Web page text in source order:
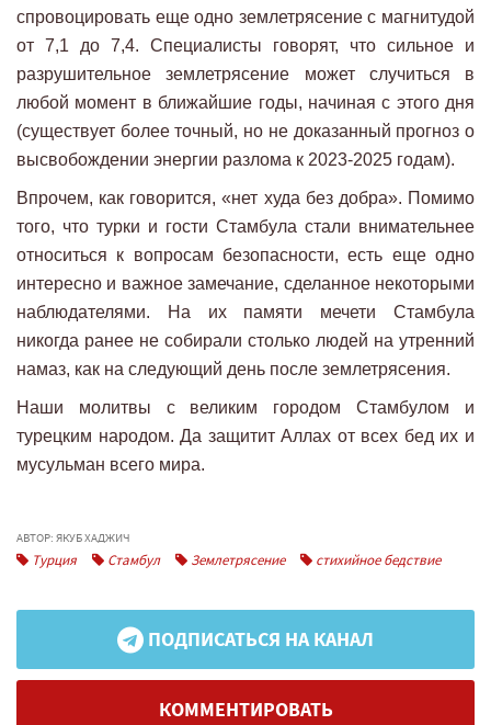
спровоцировать еще одно землетрясение с магнитудой
от 7,1 до 7,4. Специалисты говорят, что сильное и
разрушительное землетрясение может случиться в
любой момент в ближайшие годы, начиная с этого дня
(существует более точный, но не доказанный прогноз о
высвобождении энергии разлома к 2023-2025 годам).
Впрочем, как говорится, «нет худа без добра». Помимо
того, что турки и гости Стамбула стали внимательнее
относиться к вопросам безопасности, есть еще одно
интересно и важное замечание, сделанное некоторыми
наблюдателями. На их памяти мечети Стамбула
никогда ранее не собирали столько людей на утренний
намаз, как на следующий день после землетрясения.
Наши молитвы с великим городом Стамбулом и
турецким народом. Да защитит Аллах от всех бед их и
мусульман всего мира.
АВТОР: ЯКУБ ХАДЖИЧ
Турция Стамбул Землетрясение стихийное бедствие
ПОДПИСАТЬСЯ НА КАНАЛ
КОММЕНТИРОВАТЬ